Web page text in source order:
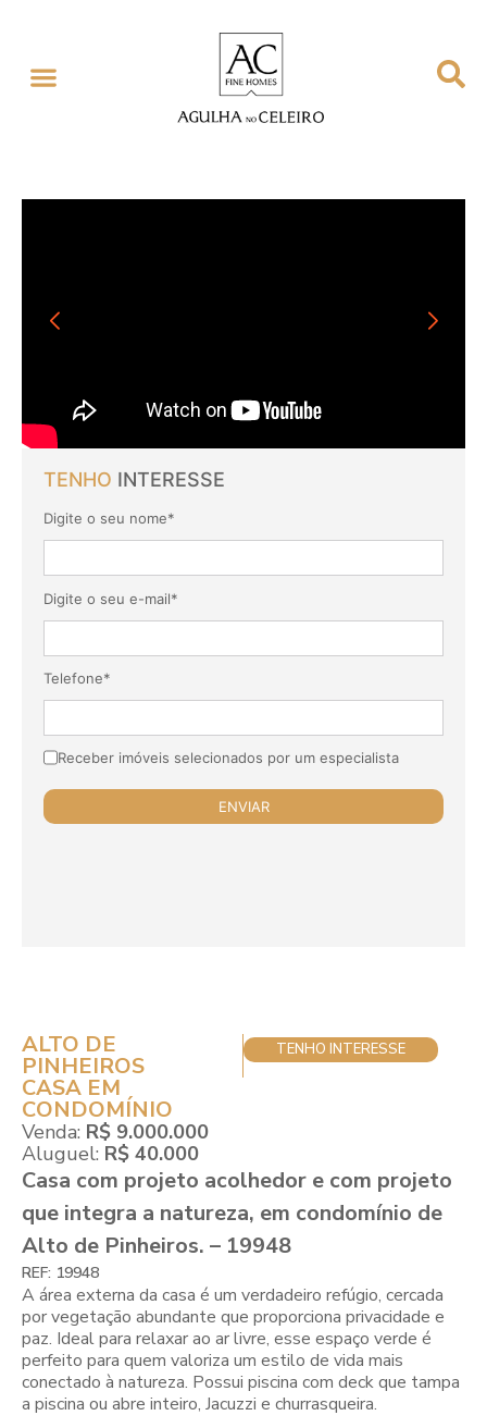
TENHO INTERESSE
Digite o seu nome*
Digite o seu e-mail*
Telefone*
Receber imóveis selecionados por um especialista
ALTO DE
PINHEIROS
CASA EM
CONDOMÍNIO
Venda: R$ 9.000.000
Aluguel: R$ 40.000
TENHO INTERESSE
Casa com projeto acolhedor e com projeto
que integra a natureza, em condomínio de
Alto de Pinheiros. – 19948
REF: 19948
A área externa da casa é um verdadeiro refúgio, cercada
por vegetação abundante que proporciona privacidade e
paz. Ideal para relaxar ao ar livre, esse espaço verde é
perfeito para quem valoriza um estilo de vida mais
conectado à natureza. Possui piscina com deck que tampa
a piscina ou abre inteiro, Jacuzzi e churrasqueira.